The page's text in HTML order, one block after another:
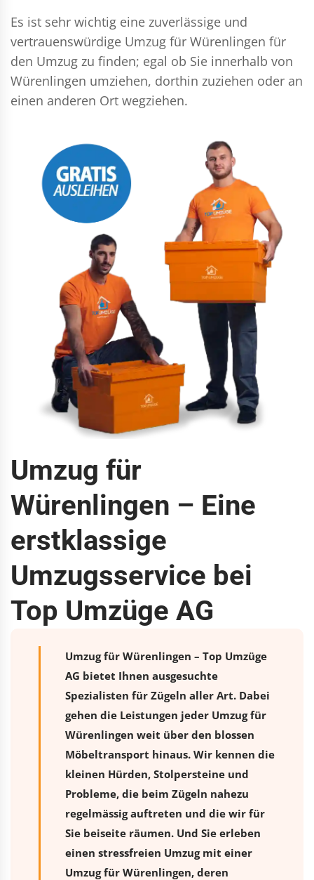
Es ist sehr wichtig eine zuverlässige und
vertrauenswürdige Umzug für Würenlingen für
den Umzug zu finden; egal ob Sie innerhalb von
Würenlingen umziehen, dorthin zuziehen oder an
einen anderen Ort wegziehen.
Umzug für
Würenlingen – Eine
erstklassige
Umzugsservice bei
Top Umzüge AG
Umzug für Würenlingen – Top Umzüge
AG bietet Ihnen ausgesuchte
Spezialisten für Zügeln aller Art. Dabei
gehen die Leistungen jeder Umzug für
Würenlingen weit über den blossen
Möbeltransport hinaus. Wir kennen die
kleinen Hürden, Stolpersteine und
Probleme, die beim Zügeln nahezu
regelmässig auftreten und die wir für
Sie beiseite räumen. Und Sie erleben
einen stressfreien Umzugmit einer
Umzug für Würenlingen, deren